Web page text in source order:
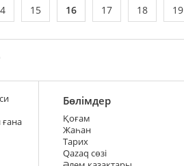
15 16 17 18 19
ғана
Бөлімдер
Қоғам
Жаһан
Тарих
Qazaq сөзі